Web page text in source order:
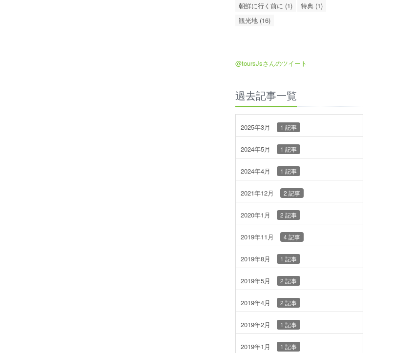
朝鮮に行く前に (1)
特典 (1)
観光地 (16)
@toursJsさんのツイート
過去記事一覧
2025年3月 1 記事
2024年5月 1 記事
2024年4月 1 記事
2021年12月 2 記事
2020年1月 2 記事
2019年11月 4 記事
2019年8月 1 記事
2019年5月 2 記事
2019年4月 2 記事
2019年2月 1 記事
2019年1月 1 記事